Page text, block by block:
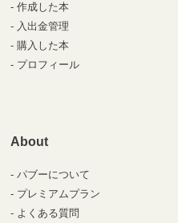
作成した本
入出金管理
購入した本
プロフィール
About
パブーについて
プレミアムプラン
よくある質問